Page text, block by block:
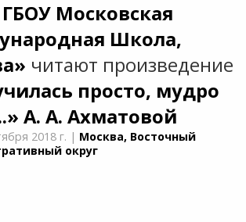
Московская
Школа,
читают произведение
просто, мудро
А. А. Ахматовой
2018 г. | Москва, Восточный
округ